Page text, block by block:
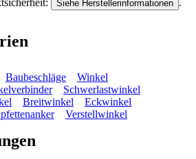
Siehe Herstellerinformationen .
Baubeschläge
Winkel
Schwerlastwinkel
Breitwinkel
Eckwinkel
Verstellwinkel